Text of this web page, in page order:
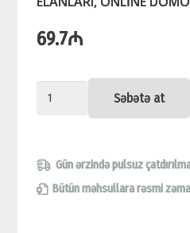
69.7₼
DAHUA
VTO2000A-
V1.01,
ÜÇ
Səbətə at
Gün ərzində pulsuz
Bütün məhsullara rəsmi